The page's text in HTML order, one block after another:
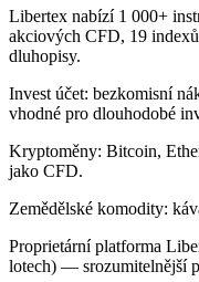
Libertex nabízí 1 000+
akciových CFD, 19
dluhopisy.
Invest účet: bezkomisní
vhodné pro dlouhodobé
Kryptoměny: Bitcoin,
jako CFD.
Zemědělské komodity:
Proprietární platforma
lotech) — srozumitelnější